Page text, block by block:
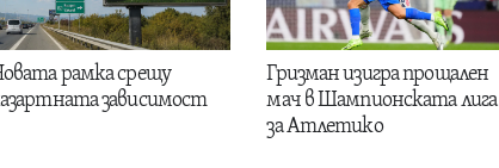
рамка срещу
зависимост
Гризман изигра прощален
мач в Шампионската лига
за Атлетико